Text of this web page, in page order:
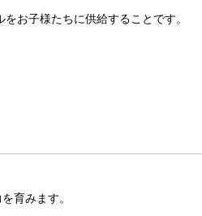
お子様たちに供給することです。
育みます。